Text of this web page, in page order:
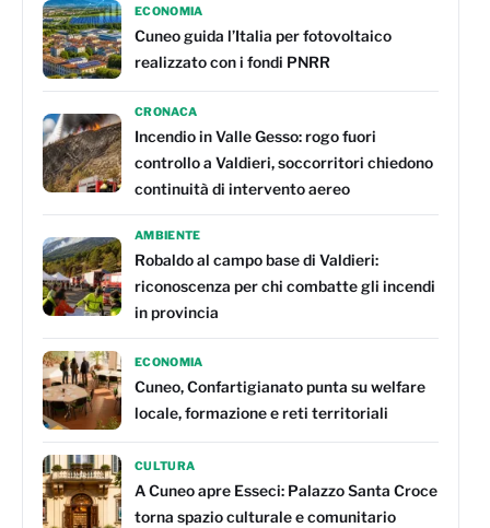
ECONOMIA
Cuneo guida l’Italia per fotovoltaico
realizzato con i fondi PNRR
CRONACA
Incendio in Valle Gesso: rogo fuori
controllo a Valdieri, soccorritori chiedono
continuità di intervento aereo
AMBIENTE
Robaldo al campo base di Valdieri:
riconoscenza per chi combatte gli incendi
in provincia
ECONOMIA
Cuneo, Confartigianato punta su welfare
locale, formazione e reti territoriali
CULTURA
A Cuneo apre Esseci: Palazzo Santa Croce
torna spazio culturale e comunitario